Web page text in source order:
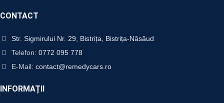
CONTACT
Str. Sigmirului Nr. 29, Bistrița, Bistrița-Năsăud
Telefon: 0772 095 778
E-Mail: contact@remedycars.ro
INFORMAȚII